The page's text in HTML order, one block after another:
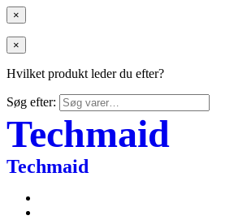
×
×
Hvilket produkt leder du efter?
Søg efter:
Techmaid
Techmaid